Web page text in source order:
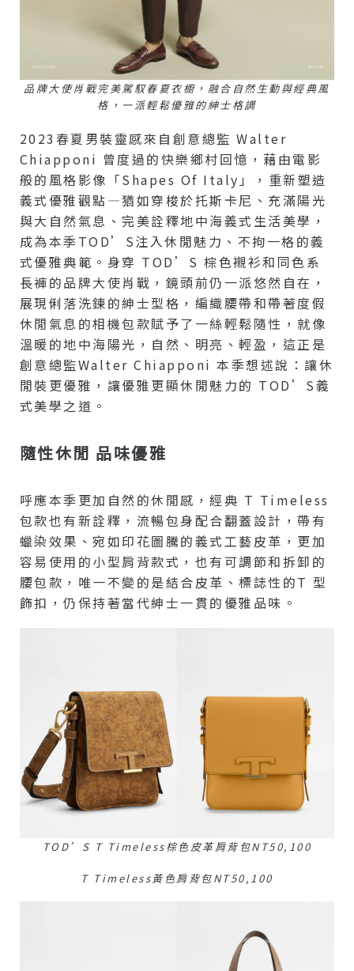
品牌大使肖戰完美駕馭春夏衣櫥，融合自然生動與經典風
格，一派輕鬆優雅的紳士格調
2023春夏男裝靈感來自創意總監 Walter
Chiapponi 曾度過的快樂鄉村回憶，藉由電影
般的風格影像「Shapes Of Italy」，重新塑造
義式優雅觀點—猶如穿梭於托斯卡尼、充滿陽光
與大自然氣息、完美詮釋地中海義式生活美學，
成為本季TOD’S注入休閒魅力、不拘一格的義
式優雅典範。身穿 TOD’S 棕色襯衫和同色系
長褲的品牌大使肖戰，鏡頭前仍一派悠然自在，
展現俐落洗鍊的紳士型格，編織腰帶和帶著度假
休閒氣息的相機包款賦予了一絲輕鬆隨性，就像
溫暖的地中海陽光，自然、明亮、輕盈，這正是
創意總監Walter Chiapponi 本季想述說：讓休
閒裝更優雅，讓優雅更顯休閒魅力的 TOD’S義
式美學之道。
隨性休閒 品味優雅
呼應本季更加自然的休閒感，經典 T Timeless
包款也有新詮釋，流暢包身配合翻蓋設計，帶有
蠟染效果、宛如印花圖騰的義式工藝皮革，更加
容易使用的小型肩背款式，也有可調節和拆卸的
腰包款，唯一不變的是結合皮革、標誌性的T 型
飾扣，仍保持著當代紳士一貫的優雅品味。
TOD’S T Timeless棕色皮革肩背包NT50,100
T Timeless黃色肩背包NT50,100